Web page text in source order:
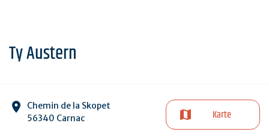
Ty Austern
Chemin de la Skopet
56340 Carnac
Karte